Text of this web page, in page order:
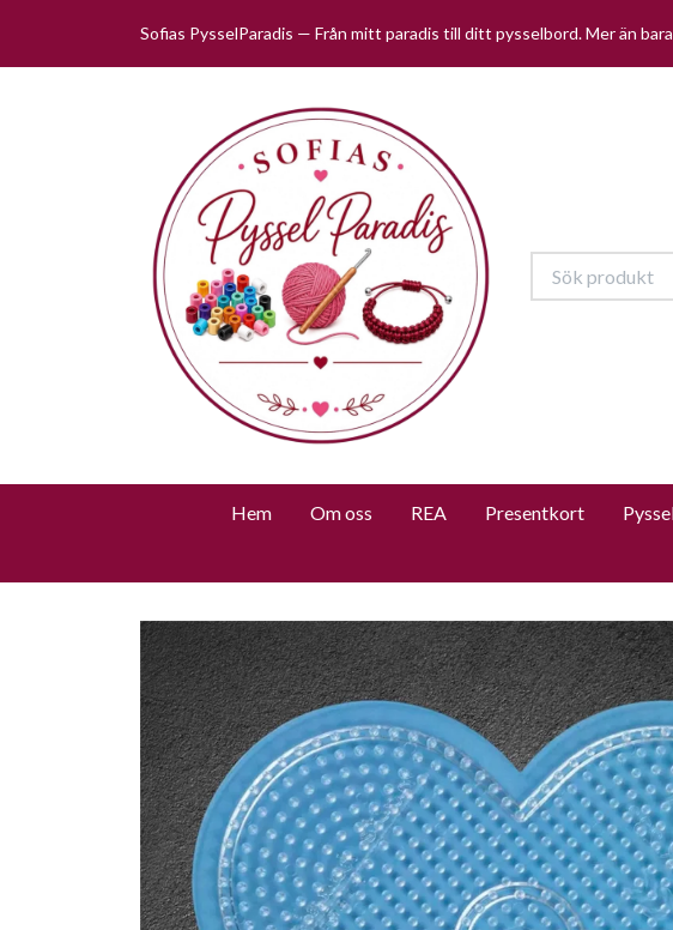
Sofias PysselParadis — Från mitt paradis till ditt pysselbord. Mer än
Hem Om oss REA Presentkort